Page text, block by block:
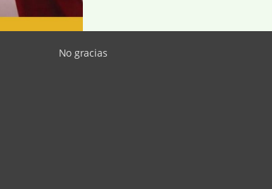
(que también es una película), el libro
No gracias